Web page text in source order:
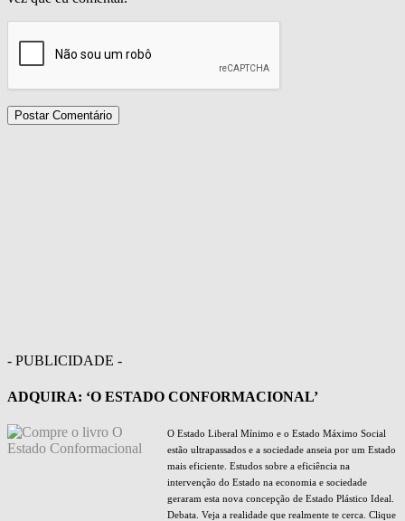
- PUBLICIDADE -
ADQUIRA: ‘O ESTADO CONFORMACIONAL’
O Estado Liberal Mínimo e o Estado Máximo Social
estão ultrapassados e a sociedade anseia por um Estado
mais eficiente. Estudos sobre a eficiência na
intervenção do Estado na economia e sociedade
geraram esta nova concepção de Estado Plástico Ideal.
Debata. Veja a realidade que realmente te cerca. Clique